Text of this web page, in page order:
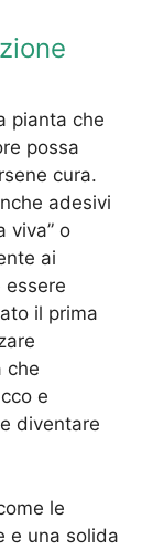
pianta che
possa
cura.
adesivi
viva” o
ai
essere
il prima
che
e
diventare
le
e una solida